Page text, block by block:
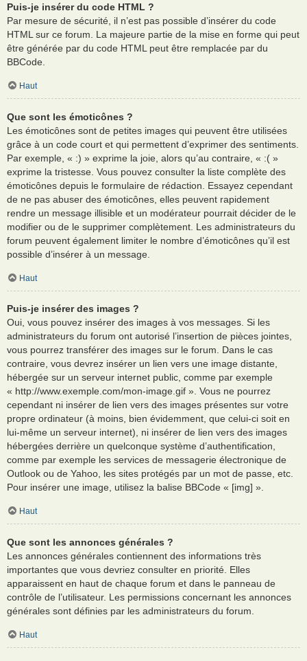
Puis-je insérer du code HTML ?
Par mesure de sécurité, il n’est pas possible d’insérer du code
HTML sur ce forum. La majeure partie de la mise en forme qui peut
être générée par du code HTML peut être remplacée par du
BBCode.
Haut
Que sont les émoticônes ?
Les émoticônes sont de petites images qui peuvent être utilisées
grâce à un code court et qui permettent d’exprimer des sentiments.
Par exemple, « :) » exprime la joie, alors qu’au contraire, « :( »
exprime la tristesse. Vous pouvez consulter la liste complète des
émoticônes depuis le formulaire de rédaction. Essayez cependant
de ne pas abuser des émoticônes, elles peuvent rapidement
rendre un message illisible et un modérateur pourrait décider de le
modifier ou de le supprimer complètement. Les administrateurs du
forum peuvent également limiter le nombre d’émoticônes qu’il est
possible d’insérer à un message.
Haut
Puis-je insérer des images ?
Oui, vous pouvez insérer des images à vos messages. Si les
administrateurs du forum ont autorisé l’insertion de pièces jointes,
vous pourrez transférer des images sur le forum. Dans le cas
contraire, vous devrez insérer un lien vers une image distante,
hébergée sur un serveur internet public, comme par exemple
« http://www.exemple.com/mon-image.gif ». Vous ne pourrez
cependant ni insérer de lien vers des images présentes sur votre
propre ordinateur (à moins, bien évidemment, que celui-ci soit en
lui-même un serveur internet), ni insérer de lien vers des images
hébergées derrière un quelconque système d’authentification,
comme par exemple les services de messagerie électronique de
Outlook ou de Yahoo, les sites protégés par un mot de passe, etc.
Pour insérer une image, utilisez la balise BBCode « [img] ».
Haut
Que sont les annonces générales ?
Les annonces générales contiennent des informations très
importantes que vous devriez consulter en priorité. Elles
apparaissent en haut de chaque forum et dans le panneau de
contrôle de l’utilisateur. Les permissions concernant les annonces
générales sont définies par les administrateurs du forum.
Haut